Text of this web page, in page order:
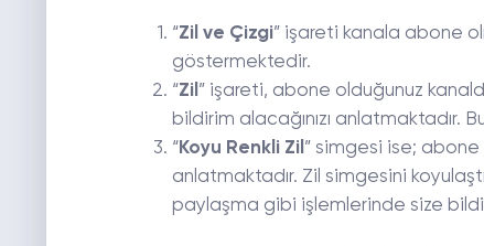
“Zil ve Çizgi” işareti kanala abone
göstermektedir.
“Zil” işareti, abone olduğunuz
bildirim alacağınızı anlatmaktadır.
“Koyu Renkli Zil” simgesi ise;
anlatmaktadır. Zil simgesini
paylaşma gibi işlemlerinde size